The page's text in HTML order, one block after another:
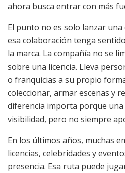
ahora busca entrar con más
El punto no es solo lanzar
esa colaboración tenga
la marca. La compañía no se
sobre una licencia. Lleva
o franquicias a su propio
coleccionar, armar escenas y
diferencia importa porque
visibilidad, pero no siempre
En los últimos años, muchas
licencias, celebridades y
presencia. Esa ruta puede